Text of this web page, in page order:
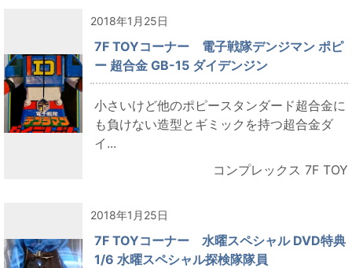
2018年1月25日
7F TOYコーナー 電子戦隊デンジマン ポピ
ー 超合金 GB-15 ダイデンジン
小さいけど他のポピースタンダード超合金に
も負けない造型とギミックを持つ超合金ダ
イ...
コンプレックス 7F TOY
2018年1月25日
7F TOYコーナー 水曜スペシャル DVD特典
1/6 水曜スペシャル探検隊隊員